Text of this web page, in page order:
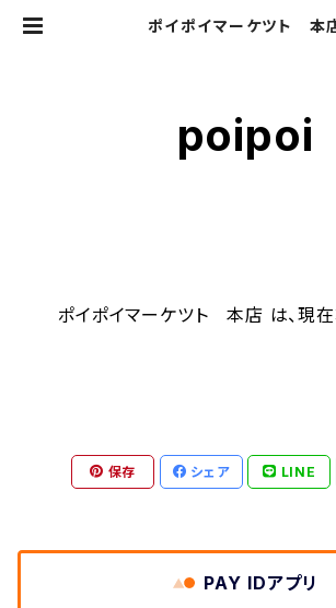
ポイポイマーケツト 本
poipoi
ポイポイマーケツト 本店 は、現在
保存 シェア LINE
PAY IDアプリ